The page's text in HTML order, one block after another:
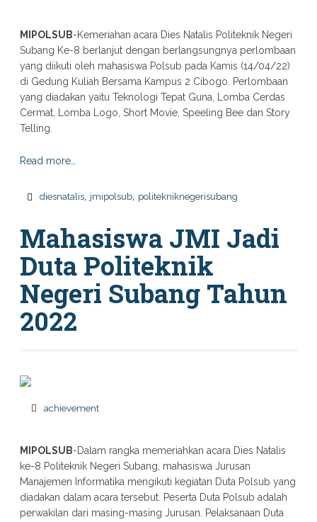
MIPOLSUB-Kemeriahan acara Dies Natalis Politeknik Negeri
Subang Ke-8 berlanjut dengan berlangsungnya perlombaan
yang diikuti oleh mahasiswa Polsub pada Kamis (14/04/22)
di Gedung Kuliah Bersama Kampus 2 Cibogo. Perlombaan
yang diadakan yaitu Teknologi Tepat Guna, Lomba Cerdas
Cermat, Lomba Logo, Short Movie, Speeling Bee dan Story
Telling.
Read more…
diesnatalis, jmipolsub, politekniknegerisubang
Mahasiswa JMI Jadi
Duta Politeknik
Negeri Subang Tahun
2022
achievement
MIPOLSUB-Dalam rangka memeriahkan acara Dies Natalis
ke-8 Politeknik Negeri Subang, mahasiswa Jurusan
Manajemen Informatika mengikuti kegiatan Duta Polsub yang
diadakan dalam acara tersebut. Peserta Duta Polsub adalah
perwakilan dari masing-masing Jurusan. Pelaksanaan Duta